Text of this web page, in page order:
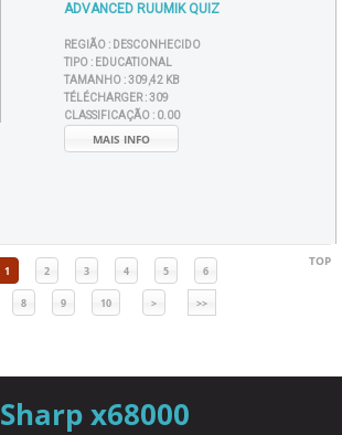
ADVANCED RUUMIK QUIZ
REGIÃO : DESCONHECIDO
TIPO : EDUCATIONAL
TAMANHO :309,42 KB
TÉLÉCHARGER :309
CLASSIFICAÇÃO : 0.00
MAIS INFO
1 2 3 4 5 6
8 9 10 > >>
TOP
Sharp x68000